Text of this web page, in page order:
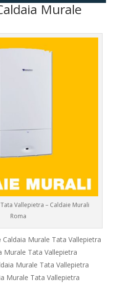
Murale
Vallepietra – Caldaie Murali
Roma
Caldaia Murale Tata Vallepietra
Murale Tata Vallepietra
Murale Tata Vallepietra
Murale Tata Vallepietra